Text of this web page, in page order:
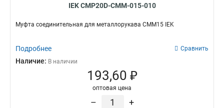
IEK CMP20D-CMM-015-010
Муфта соединительная для металлорукава СММ15 IEK
Подробнее Сравнить
Наличие: В наличии
193,60 ₽
оптовая цена
– +